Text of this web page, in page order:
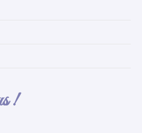
!